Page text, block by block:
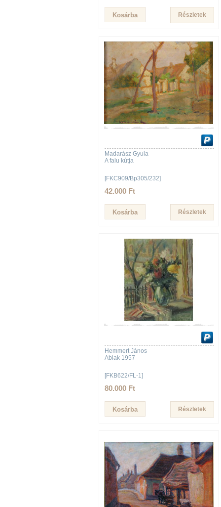
Részletek
Madarász Gyula
A falu kútja
[FKC909/Bp305/232]
42.000 Ft
Részletek
Hemmert János
Ablak 1957
[FKB622/FL-1]
80.000 Ft
Részletek